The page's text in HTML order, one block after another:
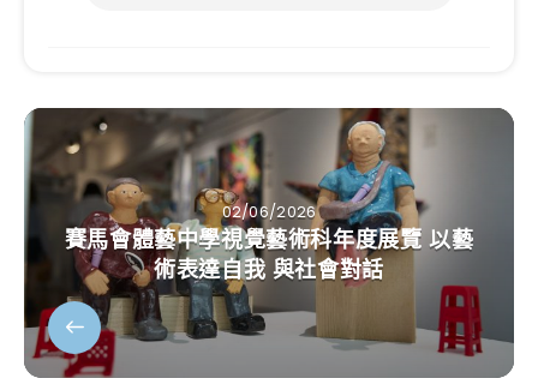
02/06/2026
賽馬會體藝中學視覺藝術科年度展覽 以藝
術表達自我 與社會對話